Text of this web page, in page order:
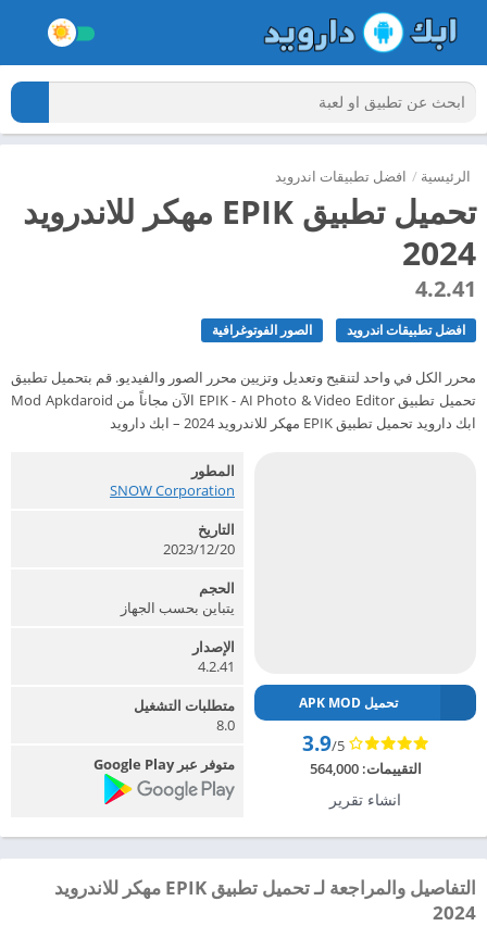
الرئيسية / افضل تطبيقات اندرويد
تحميل تطبيق EPIK مهكر للاندرويد
2024
4.2.41
افضل تطبيقات اندرويد الصور الفوتوغرافية
محرر الكل في واحد لتنقيح وتعديل وتزيين محرر الصور والفيديو. قم بتحميل تطبيق
تحميل تطبيق EPIK - AI Photo & Video Editor الآن مجاناً من Mod Apkdaroid
ابك دارويد تحميل تطبيق EPIK مهكر للاندرويد 2024 – ابك دارويد
تحميل APK MOD
3.9/5
التقييمات:564,000
انشاء تقرير
المطور
SNOW Corporation‏
التاريخ
2023/12/20
الحجم
يتباين بحسب الجهاز
الإصدار
4.2.41
متطلبات التشغيل
8.0
متوفر عبر Google Play
التفاصيل والمراجعة لـ تحميل تطبيق EPIK مهكر للاندرويد
2024